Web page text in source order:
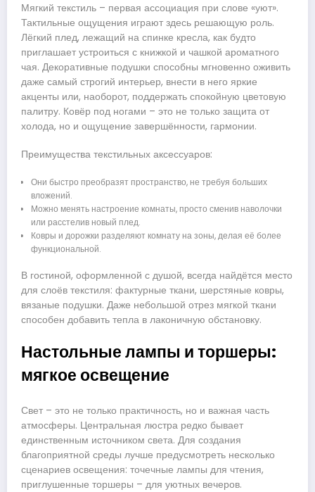
Мягкий текстиль – первая ассоциация при слове «уют».
Тактильные ощущения играют здесь решающую роль.
Лёгкий плед, лежащий на спинке кресла, как будто
приглашает устроиться с книжкой и чашкой ароматного
чая. Декоративные подушки способны мгновенно оживить
даже самый строгий интерьер, внести в него яркие
акценты или, наоборот, поддержать спокойную цветовую
палитру. Ковёр под ногами – это не только защита от
холода, но и ощущение завершённости, гармонии.
Преимущества текстильных аксессуаров:
Они быстро преобразят пространство, не требуя больших
вложений.
Можно менять настроение комнаты, просто сменив наволочки
или расстелив новый плед.
Ковры и дорожки разделяют комнату на зоны, делая её более
функциональной.
В гостиной, оформленной с душой, всегда найдётся место
для слоёв текстиля: фактурные ткани, шерстяные ковры,
вязаные подушки. Даже небольшой отрез мягкой ткани
способен добавить тепла в лаконичную обстановку.
Настольные лампы и торшеры:
мягкое освещение
Свет – это не только практичность, но и важная часть
атмосферы. Центральная люстра редко бывает
единственным источником света. Для создания
благоприятной среды лучше предусмотреть несколько
сценариев освещения: точечные лампы для чтения,
приглушенные торшеры – для уютных вечеров.